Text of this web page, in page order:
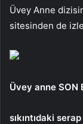
Üvey Anne
sitesinden de
Üvey anne SON
sıkıntıdaki serap